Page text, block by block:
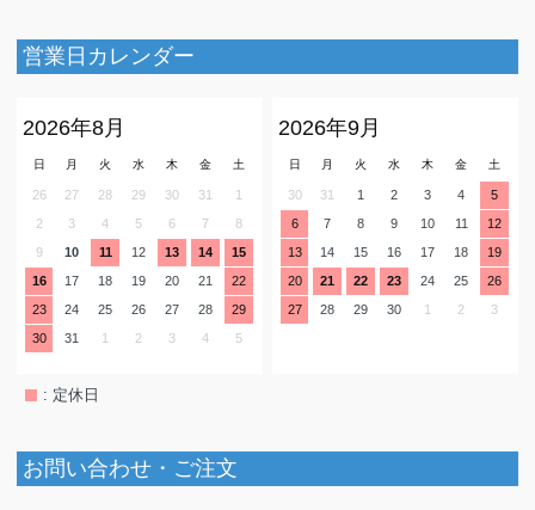
営業日カレンダー
2026年8月
日 月 火 水 木 金 土
26 27 28 29 30 31
1
2
3 4 5 6 7
8
9
10 11 12 13 14
15
16
17 18 19 20 21
22
23
24 25 26 27 28
29
30
31 1 2 3 4 5
2026年9月
日 月 火 水 木 金 土
30 31 1 2 3 4
5
6
7 8 9 10 11
12
13
14 15 16 17 18
19
20
21 22 23 24 25
26
27
28 29 30 1 2 3
: 定休日
お問い合わせ・ご注文